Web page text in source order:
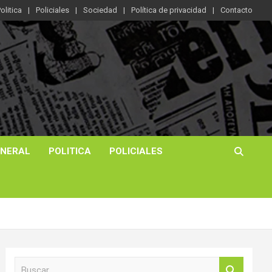
Policiales Sociedad Política de privacidad Contacto
POLITICA POLICIALES